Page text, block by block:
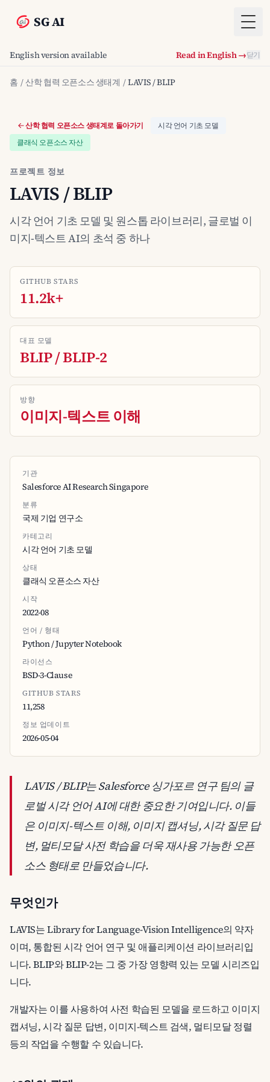
SG AI
English version available Read in English →닫기
홈 / 산학 협력 오픈소스 생태계 / LAVIS / BLIP
산학 협력 오픈소스 생태계로 돌아가기
시각 언어 기초 모델
클래식 오픈소스 자산
프로젝트 정보
LAVIS / BLIP
시각 언어 기초 모델 및 원스톱 라이브러리, 글로벌 이
미지-텍스트 AI의 초석 중 하나
GITHUB STARS
11.2k+
대표 모델
BLIP / BLIP-2
방향
이미지-텍스트 이해
기관
Salesforce AI Research Singapore
분류
국제 기업 연구소
카테고리
시각 언어 기초 모델
상태
클래식 오픈소스 자산
시작
2022-08
언어 / 형태
Python / Jupyter Notebook
라이선스
BSD-3-Clause
GITHUB STARS
11,258
정보 업데이트
2026-05-04
LAVIS / BLIP는 Salesforce 싱가포르 연구 팀의 글
로벌 시각 언어 AI에 대한 중요한 기여입니다. 이들
은 이미지-텍스트 이해, 이미지 캡셔닝, 시각 질문 답
변, 멀티모달 사전 학습을 더욱 재사용 가능한 오픈
소스 형태로 만들었습니다.
무엇인가
LAVIS는 Library for Language-Vision Intelligence의 약자
이며, 통합된 시각 언어 연구 및 애플리케이션 라이브러리입
니다. BLIP와 BLIP-2는 그 중 가장 영향력 있는 모델 시리즈입
니다.
개발자는 이를 사용하여 사전 학습된 모델을 로드하고 이미지
캡셔닝, 시각 질문 답변, 이미지-텍스트 검색, 멀티모달 정렬
등의 작업을 수행할 수 있습니다.